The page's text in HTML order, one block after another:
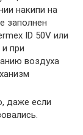
накипи на
заполнен
ID 50V или
при
воздуха
даже если